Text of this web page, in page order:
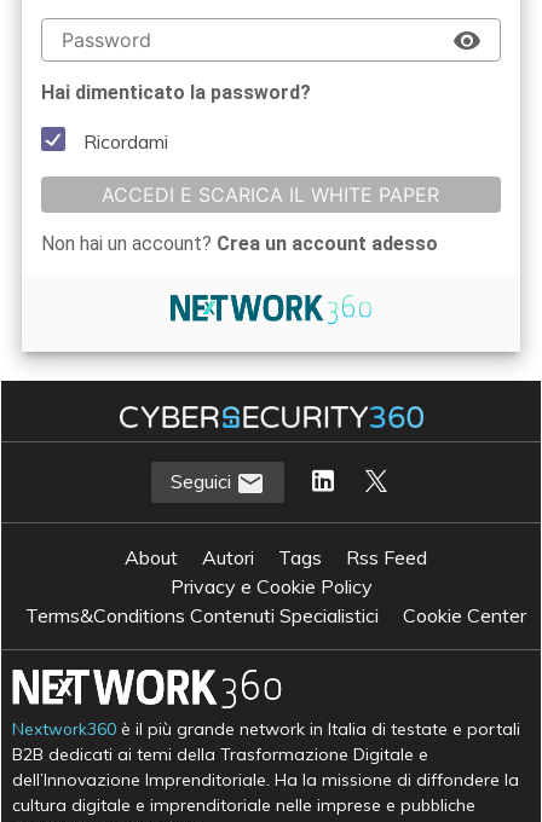
Hai dimenticato la password?
Ricordami
ACCEDI E SCARICA IL WHITE PAPER
Non hai un account? Crea un account adesso
Seguici
About Autori Tags
Rss Feed
Privacy e Cookie Policy
Terms&Conditions Contenuti Specialistici
Cookie Center
Nextwork360 è il più grande network in Italia di testate e portali
B2B dedicati ai temi della Trasformazione Digitale e
dell’Innovazione Imprenditoriale. Ha la missione di diffondere la
cultura digitale e imprenditoriale nelle imprese e pubbliche